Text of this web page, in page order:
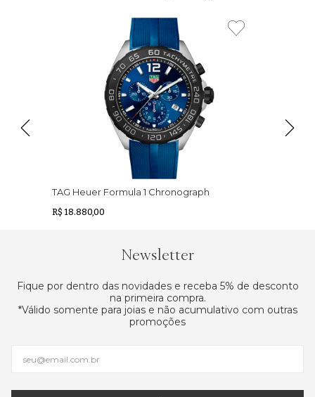
TAG Heuer Formula 1 Chronograph
R$ 18.880,00
Newsletter
Fique por dentro das novidades e receba 5% de desconto
na primeira compra.
*Válido somente para joias e não acumulativo com outras
promoções